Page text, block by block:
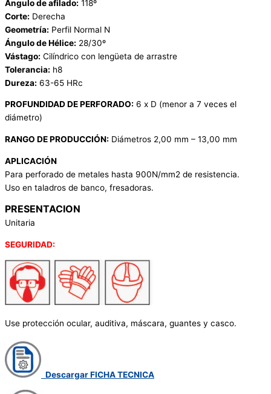
Ángulo de afilado: 118º
Corte: Derecha
Geometría: Perfil Normal N
Ángulo de Hélice: 28/30º
Vástago: Cilíndrico con lengüeta de arrastre
Tolerancia: h8
Dureza: 63-65 HRc
PROFUNDIDAD DE PERFORADO: 6 x D (menor a 7 veces el
diámetro)
RANGO DE PRODUCCIÓN: Diámetros 2,00 mm – 13,00 mm
APLICACIÓN
Para perforado de metales hasta 900N/mm2 de resistencia.
Uso en taladros de banco, fresadoras.
PRESENTACION
Unitaria
SEGURIDAD:
Use protección ocular, auditiva, máscara, guantes y casco.
Descargar FICHA TECNICA